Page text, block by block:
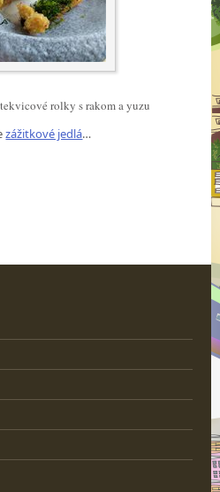
rolky s rakom a yuzu
zážitkové jedlá…